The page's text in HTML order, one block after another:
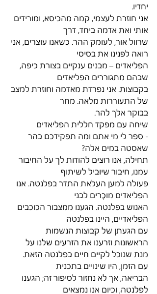
יחדיו.
אני חוזרת לעצמי, קמה מהכיסא, ומורידים
אותי ואת אדמה ביחד, דרך
שרוול אור, לעומק ההר. כשאנו עוצרים, אני
רואה לפנינו את בסיסי
הפליאדים – מבנים ענקיים בצורת כיפה,
שבהם מתגוררים הפליאדים
בקבוצות. אני נפרדת מאדמה וחוזרת למצב
של התעוררות מלאה. מחר
בבוקר אלך להר.
שיחה עם מפקד חללית הפליאדים
- ספר לי מי אתם ומה תפקידכם בהר
שאסטה במים אלה?
תחילה, אנו רוצים להודות לך על החיבור
עמנו, חיבור שיוביל לשיתוף
פעולה למען העלאת התדר בפלנטה. אנו
הפליאדים מוכָרים לבני
האנוש בפלנטה. הגענו ממצבור הכוכבים
הפליאדיים, היינו בפלנטה
עם הגעתן של קבוצות הנשמות
הראשונות וזרענו את הזרעים שלנו על
מנת שנוכל לקיים חיים בפלנטה הזאת.
עם הזמן, היו שינויים בתכנית
הבריאה, אך לא נחזור לסיפור זה; הגענו
לפלנטה, וכיום אנו נמצאים